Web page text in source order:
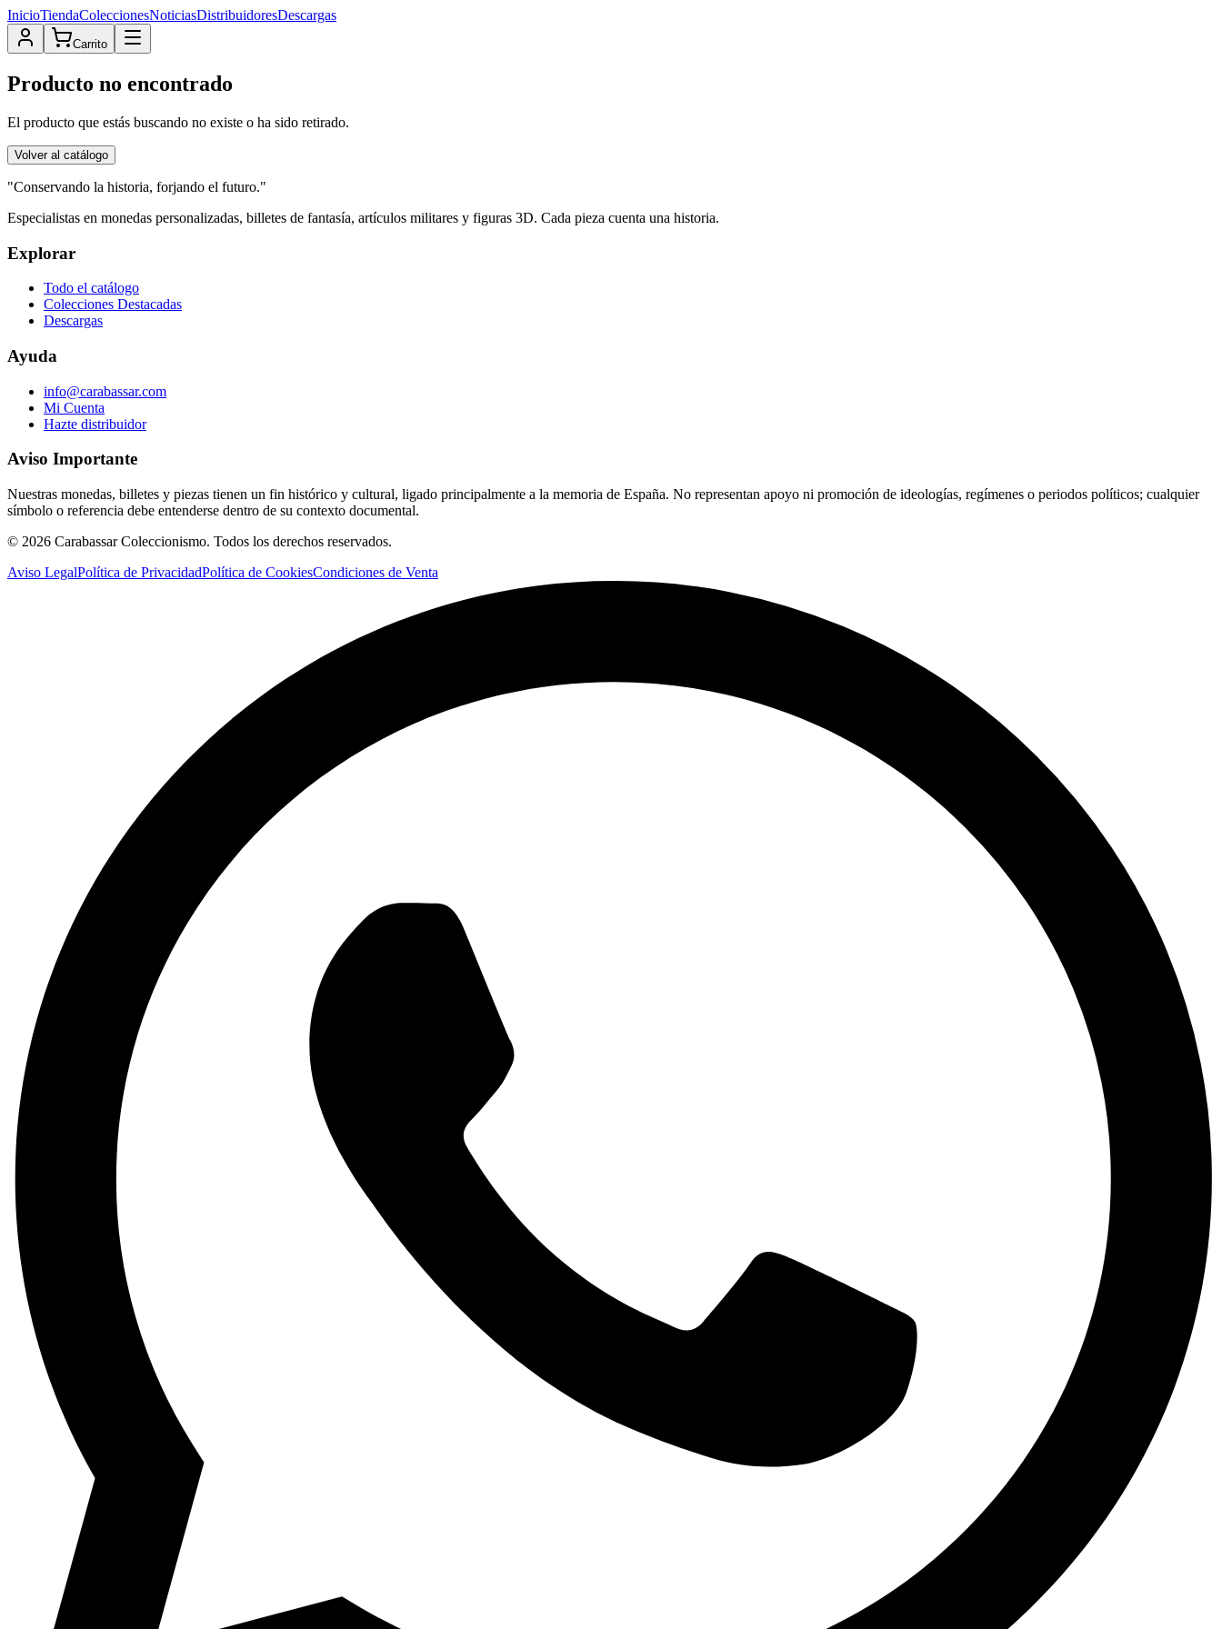
InicioTiendaColeccionesNoticiasDistribuidoresDescargas
Carrito
Producto no encontrado
El producto que estás buscando no existe o ha sido retirado.
Volver al catálogo
"Conservando la historia, forjando el futuro."
Especialistas en monedas personalizadas, billetes de fantasía, artículos militares y figuras 3D. Cada pieza cuenta una historia.
Explorar
Todo el catálogo
Colecciones Destacadas
Descargas
Ayuda
info@carabassar.com
Mi Cuenta
Hazte distribuidor
Aviso Importante
Nuestras monedas, billetes y piezas tienen un fin histórico y cultural, ligado principalmente a la memoria de España. No representan apoyo ni promoción de ideologías, regímenes o periodos políticos; cualquier
símbolo o referencia debe entenderse dentro de su contexto documental.
© 2026 Carabassar Coleccionismo. Todos los derechos reservados.
Aviso LegalPolítica de PrivacidadPolítica de CookiesCondiciones de Venta